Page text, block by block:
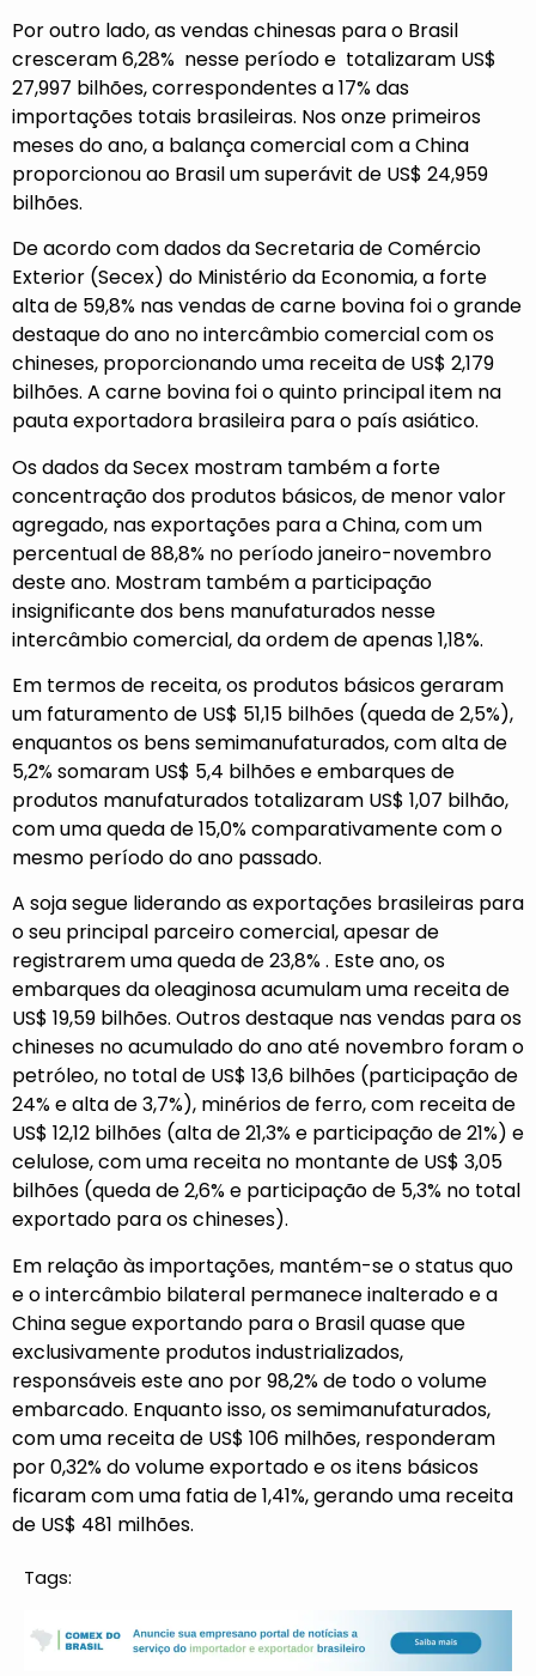
Por outro lado, as vendas chinesas para o Brasil
cresceram 6,28% nesse período e totalizaram US$
27,997 bilhões, correspondentes a 17% das
importações totais brasileiras. Nos onze primeiros
meses do ano, a balança comercial com a China
proporcionou ao Brasil um superávit de US$ 24,959
bilhões.
De acordo com dados da Secretaria de Comércio
Exterior (Secex) do Ministério da Economia, a forte
alta de 59,8% nas vendas de carne bovina foi o grande
destaque do ano no intercâmbio comercial com os
chineses, proporcionando uma receita de US$ 2,179
bilhões. A carne bovina foi o quinto principal item na
pauta exportadora brasileira para o país asiático.
Os dados da Secex mostram também a forte
concentração dos produtos básicos, de menor valor
agregado, nas exportações para a China, com um
percentual de 88,8% no período janeiro-novembro
deste ano. Mostram também a participação
insignificante dos bens manufaturados nesse
intercâmbio comercial, da ordem de apenas 1,18%.
Em termos de receita, os produtos básicos geraram
um faturamento de US$ 51,15 bilhões (queda de 2,5%),
enquantos os bens semimanufaturados, com alta de
5,2% somaram US$ 5,4 bilhões e embarques de
produtos manufaturados totalizaram US$ 1,07 bilhão,
com uma queda de 15,0% comparativamente com o
mesmo período do ano passado.
A soja segue liderando as exportações brasileiras para
o seu principal parceiro comercial, apesar de
registrarem uma queda de 23,8% . Este ano, os
embarques da oleaginosa acumulam uma receita de
US$ 19,59 bilhões. Outros destaque nas vendas para os
chineses no acumulado do ano até novembro foram o
petróleo, no total de US$ 13,6 bilhões (participação de
24% e alta de 3,7%), minérios de ferro, com receita de
US$ 12,12 bilhões (alta de 21,3% e participação de 21%) e
celulose, com uma receita no montante de US$ 3,05
bilhões (queda de 2,6% e participação de 5,3% no total
exportado para os chineses).
Em relação às importações, mantém-se o status quo
e o intercâmbio bilateral permanece inalterado e a
China segue exportando para o Brasil quase que
exclusivamente produtos industrializados,
responsáveis este ano por 98,2% de todo o volume
embarcado. Enquanto isso, os semimanufaturados,
com uma receita de US$ 106 milhões, responderam
por 0,32% do volume exportado e os itens básicos
ficaram com uma fatia de 1,41%, gerando uma receita
de US$ 481 milhões.
Tags: